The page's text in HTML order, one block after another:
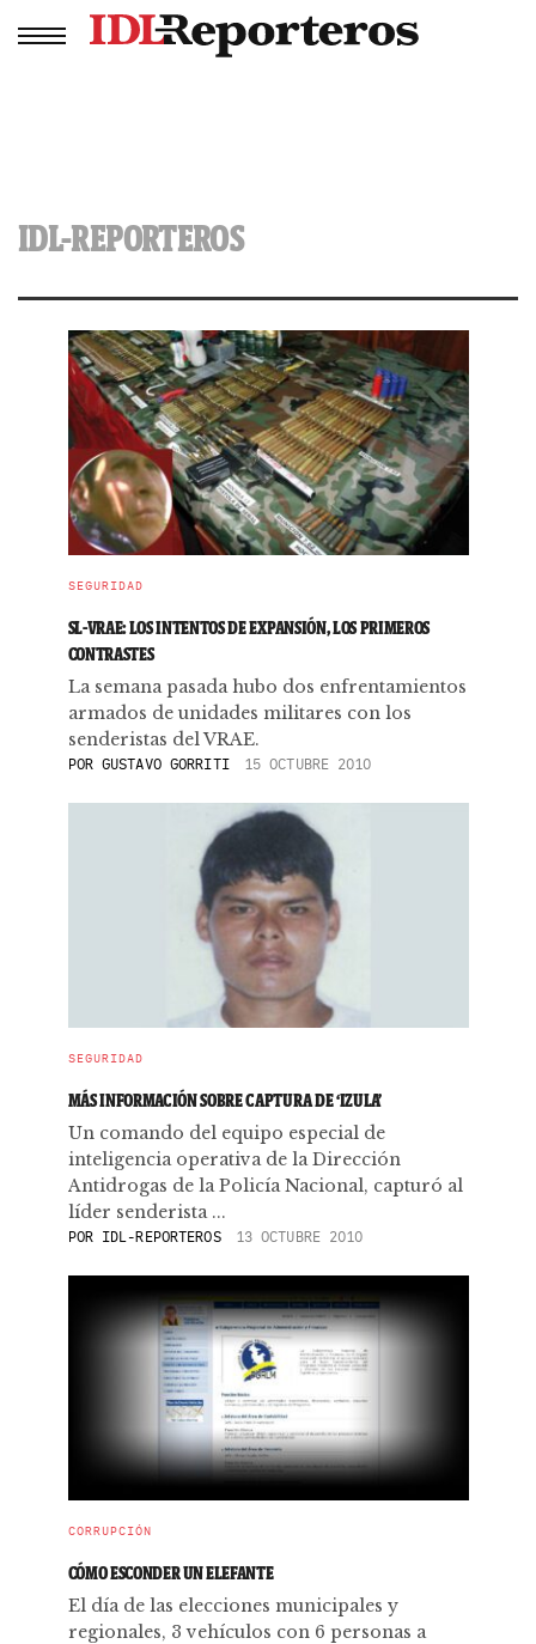
IDL-REPORTEROS
SEGURIDAD
SL-VRAE: LOS INTENTOS DE EXPANSIÓN, LOS PRIMEROS
CONTRASTES
La semana pasada hubo dos enfrentamientos
armados de unidades militares con los
senderistas del VRAE.
POR GUSTAVO GORRITI 15 OCTUBRE 2010
SEGURIDAD
MÁS INFORMACIÓN SOBRE CAPTURA DE ‘IZULA’
Un comando del equipo especial de
inteligencia operativa de la Dirección
Antidrogas de la Policía Nacional, capturó al
líder senderista ...
POR IDL-REPORTEROS 13 OCTUBRE 2010
CORRUPCIÓN
CÓMO ESCONDER UN ELEFANTE
El día de las elecciones municipales y
regionales, 3 vehículos con 6 personas a